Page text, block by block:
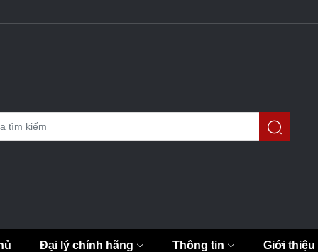
Đại lý chính hãng Thông tin Giới thiệu